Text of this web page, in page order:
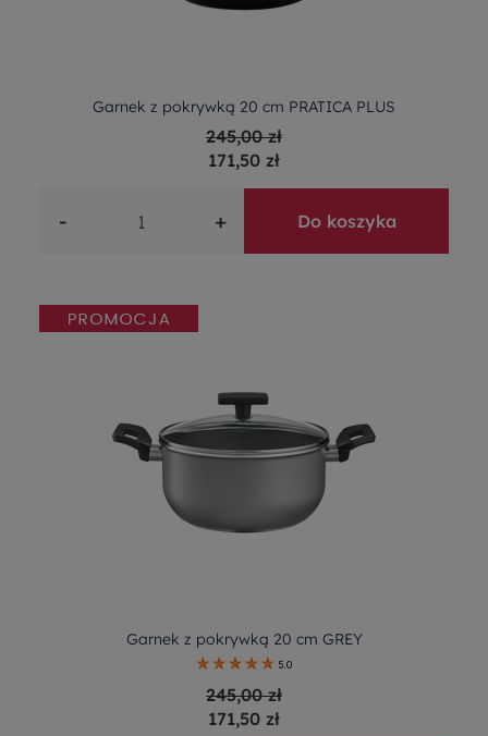
Garnek z pokrywką 20 cm PRATICA PLUS
245,00 zł
171,50 zł
- + Do koszyka
Garnek z pokrywką 20 cm GREY
5.0
245,00 zł
171,50 zł